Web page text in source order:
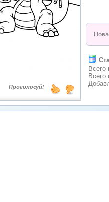
Проголосуй!
Всего
Всего